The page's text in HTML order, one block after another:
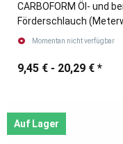
CARBOFORM Öl- und
Förderschlauch
Momentan nicht verfügbar
9,45 € - 20,29 € *
Auf Lager